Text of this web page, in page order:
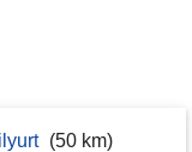
(50 km)